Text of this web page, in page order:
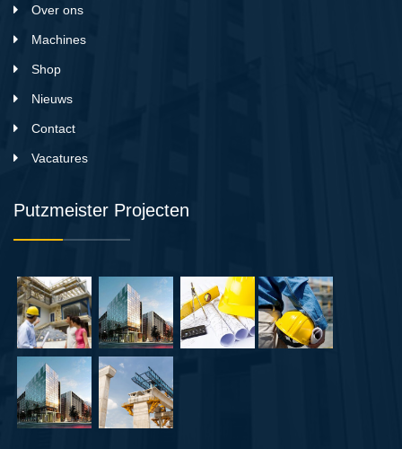
Over ons
Machines
Shop
Nieuws
Contact
Vacatures
Putzmeister Projecten